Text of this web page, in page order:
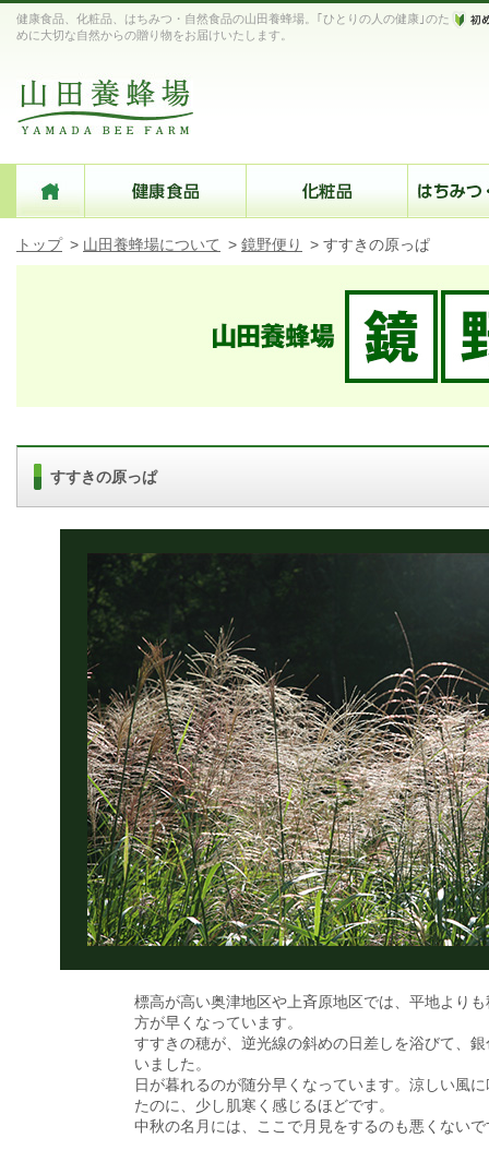
健康食品、化粧品、はちみつ・自然食品の山田養蜂場。｢ひとりの人の健康｣のた
めに大切な自然からの贈り物をお届けいたします。
トップ > 山田養蜂場について > 鏡野便り > すすきの原っぱ
すすきの原っぱ
標高が高い奥津地区や上斉原地区では、平地より
方が早くなっています。
すすきの穂が、逆光線の斜めの日差しを浴びて、
いました。
日が暮れるのが随分早くなっています。涼しい風
たのに、少し肌寒く感じるほどです。
中秋の名月には、ここで月見をするのも悪くないで